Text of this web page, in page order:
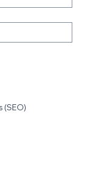
(SEO)